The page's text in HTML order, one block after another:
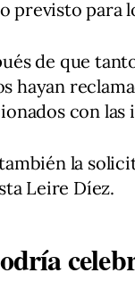
previsto para
de que
hayan
con las
la
Leire Díez.